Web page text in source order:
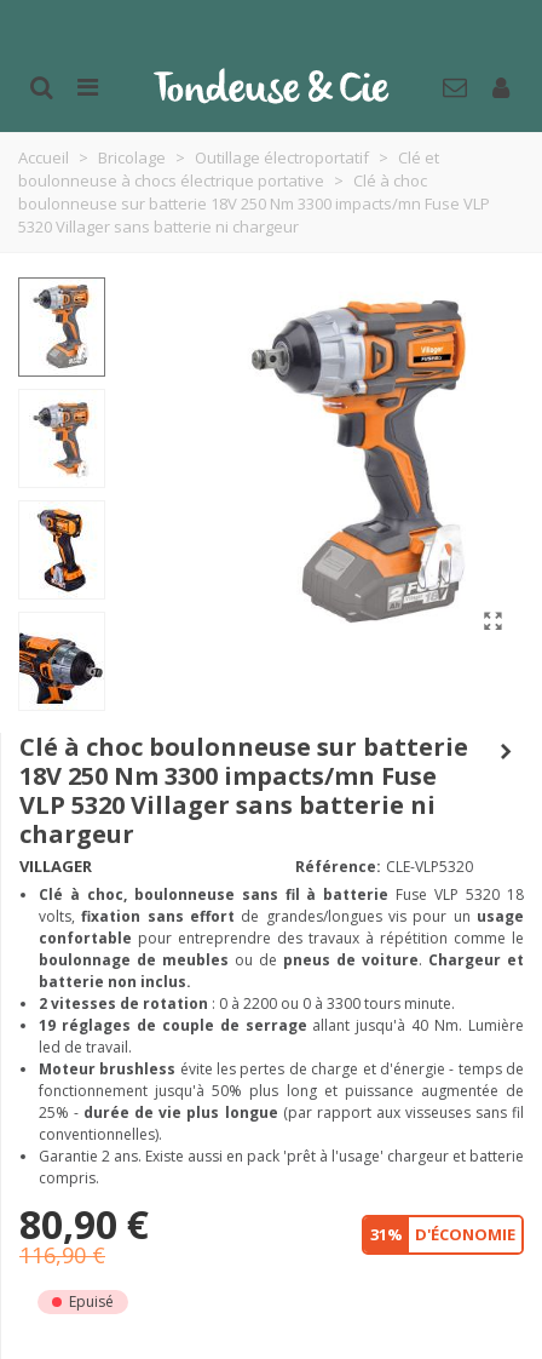
Accueil > Bricolage > Outillage électroportatif > Clé et
boulonneuse à chocs électrique portative > Clé à choc
boulonneuse sur batterie 18V 250 Nm 3300 impacts/mn Fuse VLP
5320 Villager sans batterie ni chargeur
Clé à choc boulonneuse sur batterie
18V 250 Nm 3300 impacts/mn Fuse
VLP 5320 Villager sans batterie ni
chargeur
VILLAGER Référence: CLE-VLP5320
Clé à choc, boulonneuse sans fil à batterie Fuse VLP 5320 18
volts,fixation sans effort de grandes/longues vis pour un usage
confortable pour entreprendre des travaux à répétition comme le
boulonnage de meubles ou de pneus de voiture. Chargeur et
batterie non inclus.
2 vitesses de rotation : 0 à 2200 ou 0 à 3300 tours minute.
19 réglages de couple de serrage allant jusqu'à 40 Nm. Lumière
led de travail.
Moteur brushless évite les pertes de charge et d'énergie - temps de
fonctionnement jusqu'à 50% plus long et puissance augmentée de
25% - durée de vie plus longue (par rapport aux visseuses sans fil
conventionnelles).
Garantie 2 ans. Existe aussi en pack 'prêt à l'usage' chargeur et batterie
compris.
80,90 €
116,90 €
31% D'ÉCONOMIE
Epuisé